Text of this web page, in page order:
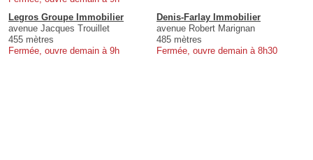
Legros Groupe Immobilier
avenue Jacques Trouillet
455 mètres
Fermée, ouvre demain à 9h
Denis-Farlay Immobilier
avenue Robert Marignan
485 mètres
Fermée, ouvre demain à 8h30